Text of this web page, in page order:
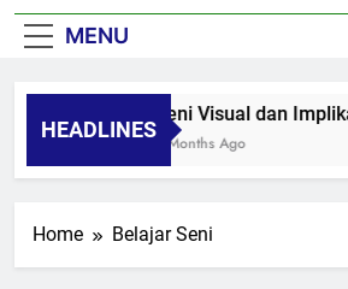
MENU
HEADLINES
Seni Visual dan
8 Months Ago
Home Belajar Seni